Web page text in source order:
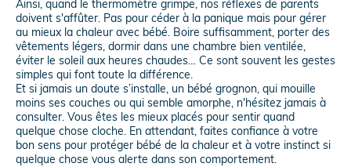
Ainsi, quand le thermomètre grimpe, nos réflexes de parents
doivent s'affûter. Pas pour céder à la panique mais pour gérer
au mieux la chaleur avec bébé. Boire suffisamment, porter des
vêtements légers, dormir dans une chambre bien ventilée,
éviter le soleil aux heures chaudes… Ce sont souvent les gestes
simples qui font toute la différence.
Et si jamais un doute s’installe, un bébé grognon, qui mouille
moins ses couches ou qui semble amorphe, n'hésitez jamais à
consulter. Vous êtes les mieux placés pour sentir quand
quelque chose cloche. En attendant, faites confiance à votre
bon sens pour protéger bébé de la chaleur et à votre instinct si
quelque chose vous alerte dans son comportement.